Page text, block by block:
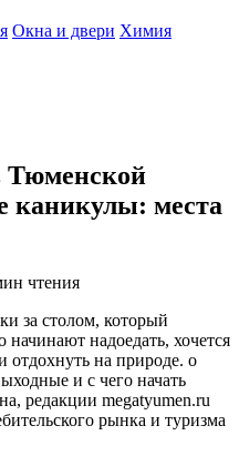
Окна и двери Химия
Тюменской
каникулы: места
чтения
за столом, который
начинают надоедать, хочется
отдохнуть на природе. о
и с чего начать
редакции megatyumen.ru
рынка и туризма